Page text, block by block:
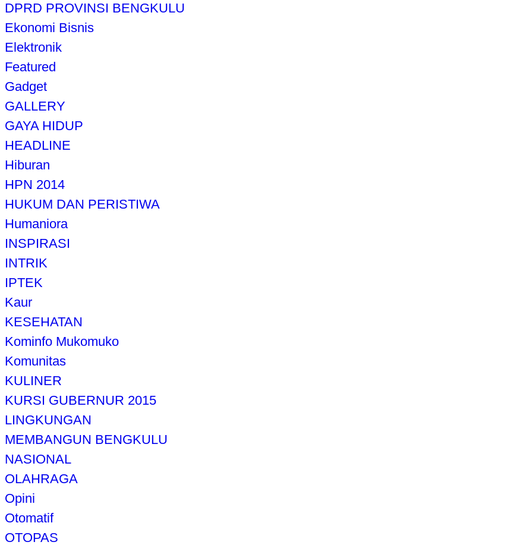
DPRD PROVINSI BENGKULU
Ekonomi Bisnis
Elektronik
Featured
Gadget
GALLERY
GAYA HIDUP
HEADLINE
Hiburan
HPN 2014
HUKUM DAN PERISTIWA
Humaniora
INSPIRASI
INTRIK
IPTEK
Kaur
KESEHATAN
Kominfo Mukomuko
Komunitas
KULINER
KURSI GUBERNUR 2015
LINGKUNGAN
MEMBANGUN BENGKULU
NASIONAL
OLAHRAGA
Opini
Otomatif
OTOPAS